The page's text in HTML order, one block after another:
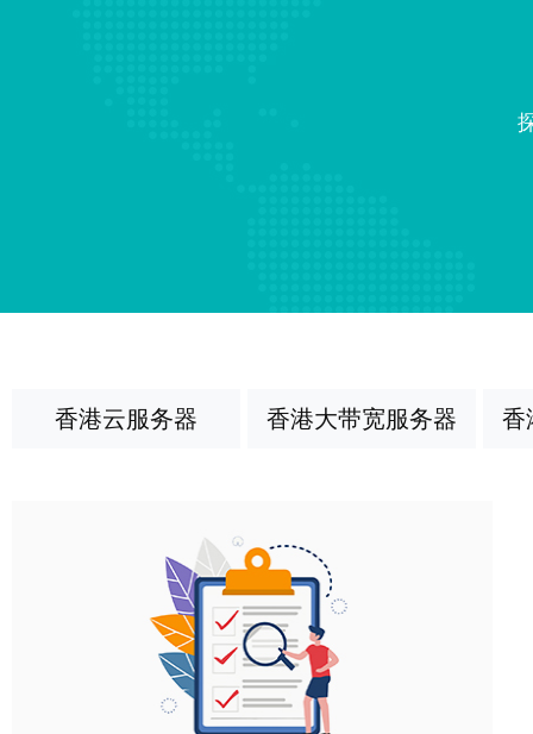
香港云服务器 香港大带宽服务器 香